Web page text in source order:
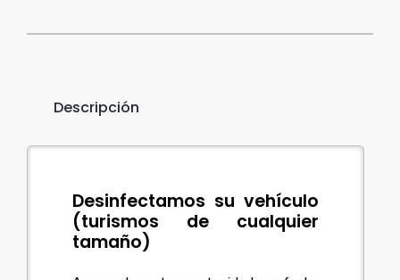
Descripción
Desinfectamos su vehículo
(turismos de cualquier
tamaño)